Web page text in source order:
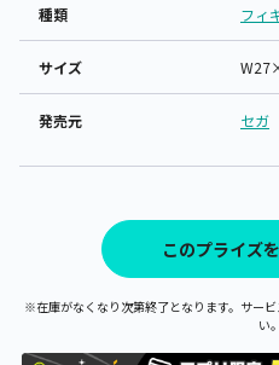
種類 フィ
サイズ
発売元 セガ
このプライズ
※在庫がなくなり次第終了となります。サー
い。